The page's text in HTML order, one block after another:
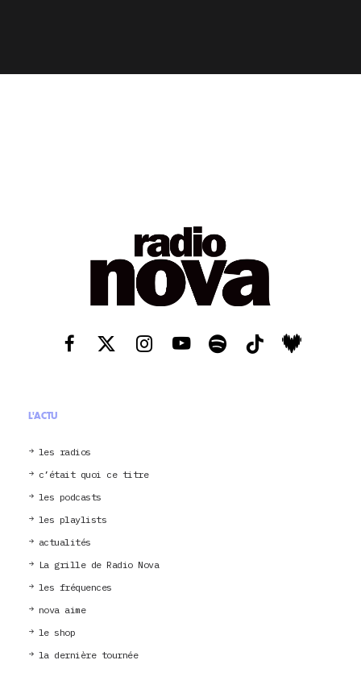
L'ACTU
les radios
c’était quoi ce titre
les podcasts
les playlists
actualités
La grille de Radio Nova
les fréquences
nova aime
le shop
la dernière tournée